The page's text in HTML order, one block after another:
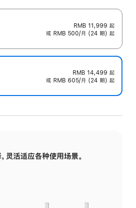
RMB 11,999 起
或 RMB 500/月 (24 期) 起
RMB 14,499 起
或 RMB 605/月 (24 期) 起
灵活适应各种使用场景。